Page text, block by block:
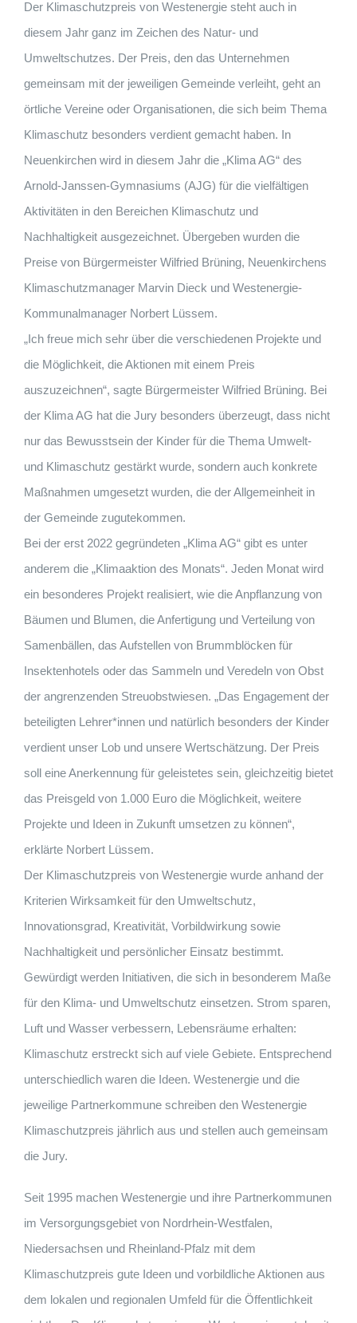
Der Klimaschutzpreis von Westenergie steht auch in
diesem Jahr ganz im Zeichen des Natur- und
Umweltschutzes. Der Preis, den das Unternehmen
gemeinsam mit der jeweiligen Gemeinde verleiht, geht an
örtliche Vereine oder Organisationen, die sich beim Thema
Klimaschutz besonders verdient gemacht haben. In
Neuenkirchen wird in diesem Jahr die „Klima AG“ des
Arnold-Janssen-Gymnasiums (AJG) für die vielfältigen
Aktivitäten in den Bereichen Klimaschutz und
Nachhaltigkeit ausgezeichnet. Übergeben wurden die
Preise von Bürgermeister Wilfried Brüning, Neuenkirchens
Klimaschutzmanager Marvin Dieck und Westenergie-
Kommunalmanager Norbert Lüssem.
„Ich freue mich sehr über die verschiedenen Projekte und
die Möglichkeit, die Aktionen mit einem Preis
auszuzeichnen“, sagte Bürgermeister Wilfried Brüning. Bei
der Klima AG hat die Jury besonders überzeugt, dass nicht
nur das Bewusstsein der Kinder für die Thema Umwelt-
und Klimaschutz gestärkt wurde, sondern auch konkrete
Maßnahmen umgesetzt wurden, die der Allgemeinheit in
der Gemeinde zugutekommen.
Bei der erst 2022 gegründeten „Klima AG“ gibt es unter
anderem die „Klimaaktion des Monats“. Jeden Monat wird
ein besonderes Projekt realisiert, wie die Anpflanzung von
Bäumen und Blumen, die Anfertigung und Verteilung von
Samenbällen, das Aufstellen von Brummblöcken für
Insektenhotels oder das Sammeln und Veredeln von Obst
der angrenzenden Streuobstwiesen. „Das Engagement der
beteiligten Lehrer*innen und natürlich besonders der Kinder
verdient unser Lob und unsere Wertschätzung. Der Preis
soll eine Anerkennung für geleistetes sein, gleichzeitig bietet
das Preisgeld von 1.000 Euro die Möglichkeit, weitere
Projekte und Ideen in Zukunft umsetzen zu können“,
erklärte Norbert Lüssem.
Der Klimaschutzpreis von Westenergie wurde anhand der
Kriterien Wirksamkeit für den Umweltschutz,
Innovationsgrad, Kreativität, Vorbildwirkung sowie
Nachhaltigkeit und persönlicher Einsatz bestimmt.
Gewürdigt werden Initiativen, die sich in besonderem Maße
für den Klima- und Umweltschutz einsetzen. Strom sparen,
Luft und Wasser verbessern, Lebensräume erhalten:
Klimaschutz erstreckt sich auf viele Gebiete. Entsprechend
unterschiedlich waren die Ideen. Westenergie und die
jeweilige Partnerkommune schreiben den Westenergie
Klimaschutzpreis jährlich aus und stellen auch gemeinsam
die Jury.
Seit 1995 machen Westenergie und ihre Partnerkommunen
im Versorgungsgebiet von Nordrhein-Westfalen,
Niedersachsen und Rheinland-Pfalz mit dem
Klimaschutzpreis gute Ideen und vorbildliche Aktionen aus
dem lokalen und regionalen Umfeld für die Öffentlichkeit